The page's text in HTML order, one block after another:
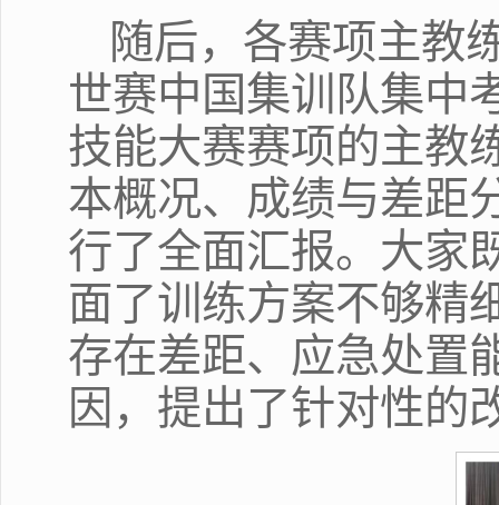
随后，各赛项主教
世赛中国集训队集中
技能大赛赛项的主教
本概况、成绩与差距
行了全面汇报。大家
面了训练方案不够精
存在差距、应急处置
因，提出了针对性的